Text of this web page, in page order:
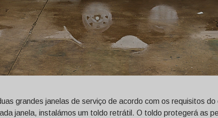
grandes janelas de serviço de acordo com os requisitos
janela, instalámos um toldo retrátil. O toldo protegerá as